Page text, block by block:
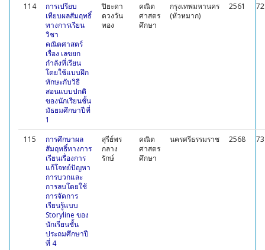
114
การเปรียบ
เทียบผลสัมฤทธิ์
ทางการเรียน
วิชา
คณิตศาสตร์
เรื่อง เลขยก
กำลังที่เรียน
โดยใช้แบบฝึก
ทักษะกับวิธี
สอนแบบปกติ
ของนักเรียนชั้น
มัธยมศึกษาปีที่
1
ปิยะดา
ดวงวัน
ทอง
คณิต
ศาสตร
ศึกษา
กรุงเทพมหานคร
(หัวหมาก)
2561
115
การศึกษาผล
สัมฤทธิ์ทางการ
เรียนเรื่องการ
แก้โจทย์ปัญหา
การบวกและ
การลบโดยใช้
การจัดการ
เรียนรู้แบบ
Storyline ของ
นักเรียนชั้น
ประถมศึกษาปี
ที่ 4
สุรีย์พร
กลาง
รักษ์
คณิต
ศาสตร
ศึกษา
นครศรีธรรมราช 2568 73